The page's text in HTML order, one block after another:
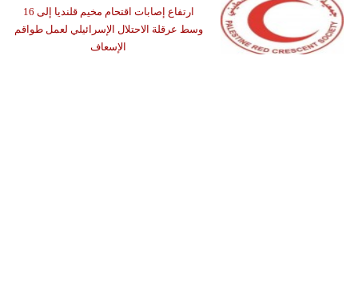
ارتفاع إصابات اقتحام مخيم قلنديا إلى 16
وسط عرقلة الاحتلال الإسرائيلي لعمل طواقم
الإسعاف